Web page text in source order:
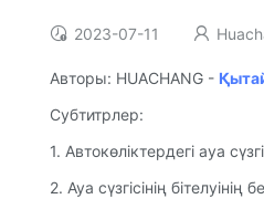
2023-07-11
Авторы: HUACHANG -
Субтитрлер:
1. Автокөліктердегі ауа
2. Ауа сүзгісінің бітелуінің